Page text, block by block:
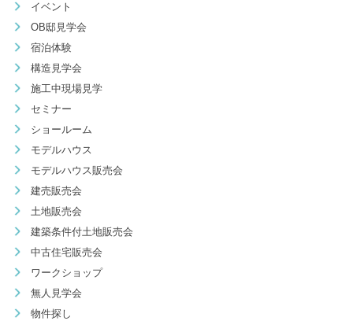
イベント
OB邸見学会
宿泊体験
構造見学会
施工中現場見学
セミナー
ショールーム
モデルハウス
モデルハウス販売会
建売販売会
土地販売会
建築条件付土地販売会
中古住宅販売会
ワークショップ
無人見学会
物件探し